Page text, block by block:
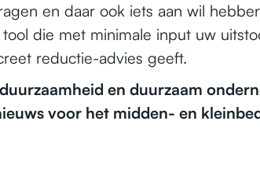
en daar ook iets aan wil
die met minimale input uw
reductie-advies geeft.
en duurzaam
voor het midden- en